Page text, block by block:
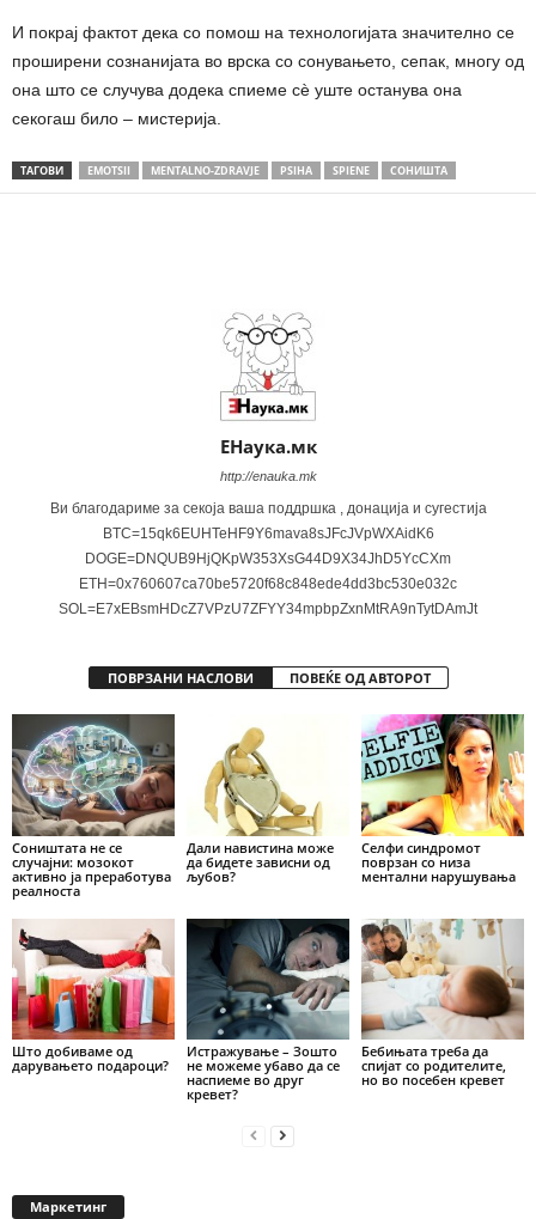
И покрај фактот дека со помош на технологијата значително се
проширени сознанијата во врска со сонувањето, сепак, многу од
она што се случува додека спиеме сѐ уште останува она
секогаш било – мистерија.
ТАГОВИ EMOTSII MENTALNO-ZDRAVJE PSIHA SPIENE СОНИШТА
ЕНаука.мк
http://enauka.mk
Ви благодариме за секоја ваша поддршка , донација и сугестија
BTC=15qk6EUHTeHF9Y6mava8sJFcJVpWXAidK6
DOGE=DNQUB9HjQKpW353XsG44D9X34JhD5YcCXm
ETH=0x760607ca70be5720f68c848ede4dd3bc530e032c
SOL=E7xEBsmHDcZ7VPzU7ZFYY34mpbpZxnMtRA9nTytDAmJt
ПОВРЗАНИ НАСЛОВИ ПОВЕЌЕ ОД АВТОРОТ
Соништата не се
случајни: мозокот
активно ја преработува
реалноста
Дали навистина може
да бидете зависни од
љубов?
Селфи синдромот
поврзан со низа
ментални нарушувања
Што добиваме од
дарувањето подароци?
Истражување – Зошто
не можеме убаво да се
наспиеме во друг
кревет?
Бебињата треба да
спијат со родителите,
но во посебен кревет
Маркетинг